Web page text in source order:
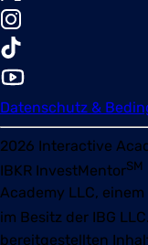
Datenschutz &
2026 Interactive
IBKR InvestMentorSM
Academy LLC,
im Besitz der IBG
bereitgestellten